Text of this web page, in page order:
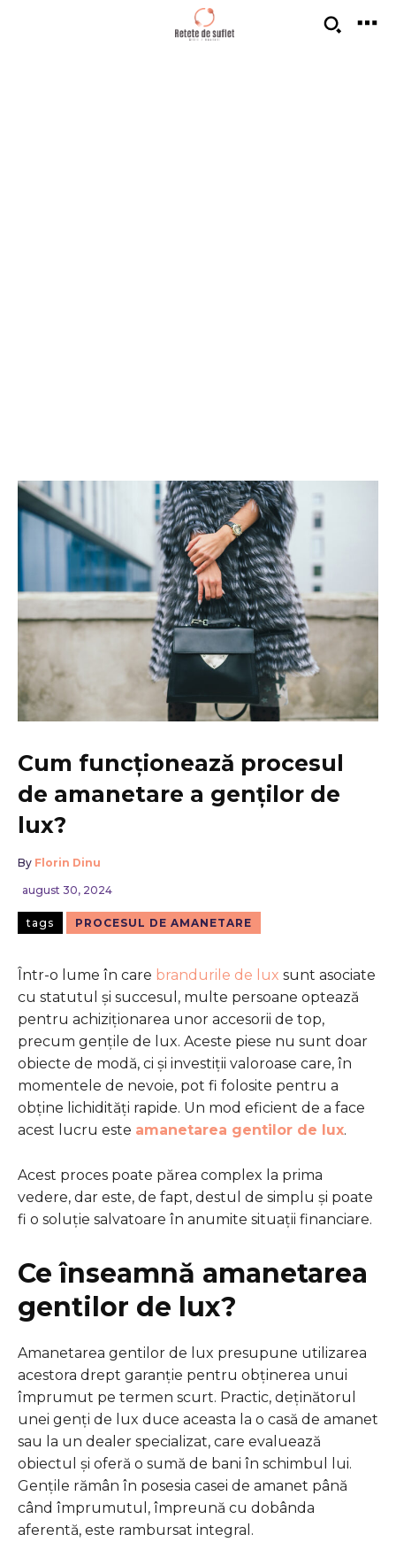
Cum funcționează procesul
de amanetare a genților de
lux?
By Florin Dinu
august 30, 2024
tags PROCESUL DE AMANETARE
Într-o lume în care brandurile de lux sunt asociate
cu statutul și succesul, multe persoane optează
pentru achiziționarea unor accesorii de top,
precum gențile de lux. Aceste piese nu sunt doar
obiecte de modă, ci și investiții valoroase care, în
momentele de nevoie, pot fi folosite pentru a
obține lichidități rapide. Un mod eficient de a face
acest lucru este amanetarea gentilor de lux.
Acest proces poate părea complex la prima
vedere, dar este, de fapt, destul de simplu și poate
fi o soluție salvatoare în anumite situații financiare.
Ce înseamnă amanetarea
gentilor de lux?
Amanetarea gentilor de lux presupune utilizarea
acestora drept garanție pentru obținerea unui
împrumut pe termen scurt. Practic, deținătorul
unei genți de lux duce aceasta la o casă de amanet
sau la un dealer specializat, care evaluează
obiectul și oferă o sumă de bani în schimbul lui.
Gențile rămân în posesia casei de amanet până
când împrumutul, împreună cu dobânda
aferentă, este rambursat integral.